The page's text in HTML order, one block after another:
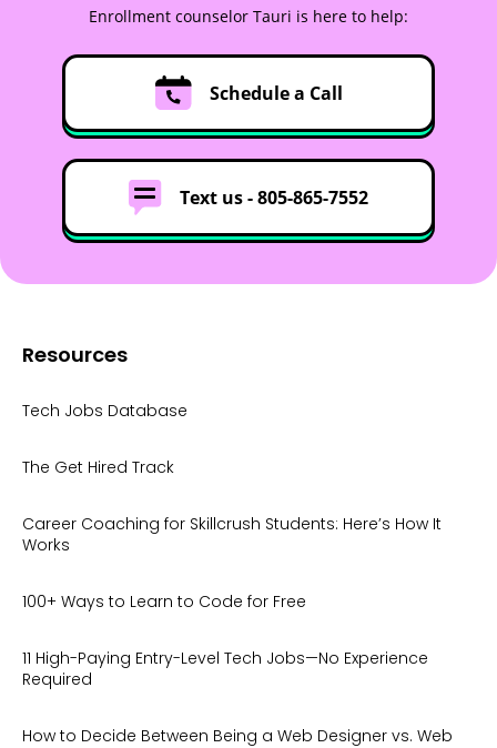
Enrollment counselor Tauri is here to help:
Schedule a Call
Text us -805-865-7552
Resources
Tech Jobs Database
The Get Hired Track
Career Coaching for Skillcrush Students: Here’s How It
Works
100+ Ways to Learn to Code for Free
11 High-Paying Entry-Level Tech Jobs—No Experience
Required
How to Decide Between Being a Web Designer vs. Web